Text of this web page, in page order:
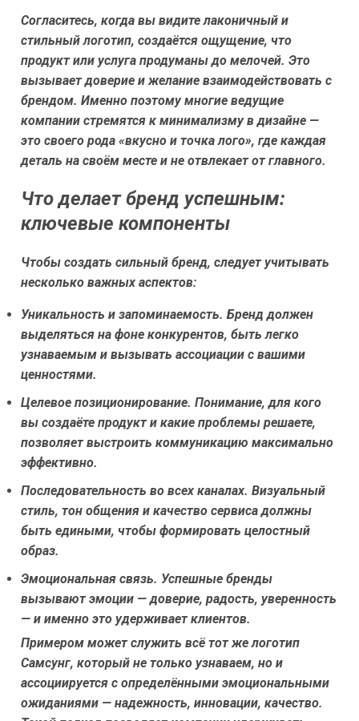
Согласитесь, когда вы видите лаконичный и
стильный логотип, создаётся ощущение, что
продукт или услуга продуманы до мелочей. Это
вызывает доверие и желание взаимодействовать с
брендом. Именно поэтому многие ведущие
компании стремятся к минимализму в дизайне —
это своего рода «вкусно и точка лого», где каждая
деталь на своём месте и не отвлекает от главного.
Что делает бренд успешным:
ключевые компоненты
Чтобы создать сильный бренд, следует учитывать
несколько важных аспектов:
Уникальность и запоминаемость. Бренд должен
выделяться на фоне конкурентов, быть легко
узнаваемым и вызывать ассоциации с вашими
ценностями.
Целевое позиционирование. Понимание, для кого
вы создаёте продукт и какие проблемы решаете,
позволяет выстроить коммуникацию максимально
эффективно.
Последовательность во всех каналах. Визуальный
стиль, тон общения и качество сервиса должны
быть едиными, чтобы формировать целостный
образ.
Эмоциональная связь. Успешные бренды
вызывают эмоции — доверие, радость, уверенность
— и именно это удерживает клиентов.
Примером может служить всё тот же логотип
Самсунг, который не только узнаваем, но и
ассоциируется с определёнными эмоциональными
ожиданиями — надежность, инновации, качество.